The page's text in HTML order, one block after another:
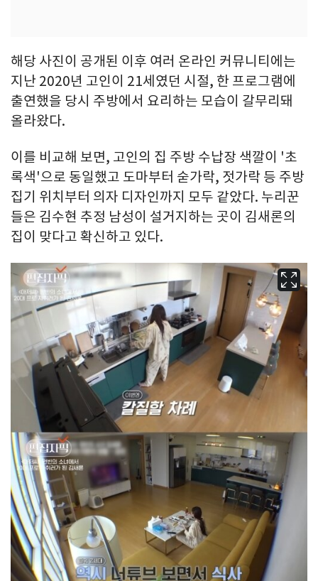
해당 사진이 공개된 이후 여러 온라인 커뮤니티에는
지난 2020년 고인이 21세였던 시절, 한 프로그램에
출연했을 당시 주방에서 요리하는 모습이 갈무리돼
올라왔다.
이를 비교해 보면, 고인의 집 주방 수납장 색깔이 '초
록색'으로 동일했고 도마부터 숟가락, 젓가락 등 주방
집기 위치부터 의자 디자인까지 모두 같았다. 누리꾼
들은 김수현 추정 남성이 설거지하는 곳이 김새론의
집이 맞다고 확신하고 있다.